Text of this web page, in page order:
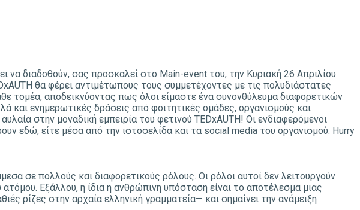
να διαδοθούν, σας προσκαλεί στο Main-event του, την Κυριακή 26 Aπριλίου
θα φέρει αντιμέτωπους τους συμμετέχοντες με τις πολυδιάστατες
τομέα, αποδεικνύοντας πως όλοι είμαστε ένα συνονθύλευμα διαφορετικών
και ενημερωτικές δράσεις από φοιτητικές ομάδες, οργανισμούς και
στην μοναδική εμπειρία του φετινού TEDxAUTH! Οι ενδιαφερόμενοι
εδώ, είτε μέσα από την ιστοσελίδα και τα social media του οργανισμού. Hurry
σε πολλούς και διαφορετικούς ρόλους. Οι ρόλοι αυτοί δεν λειτουργούν
Εξάλλου, η ίδια η ανθρώπινη υπόσταση είναι το αποτέλεσμα μιας
ρίζες στην αρχαία ελληνική γραμματεία— και σημαίνει την ανάμειξη